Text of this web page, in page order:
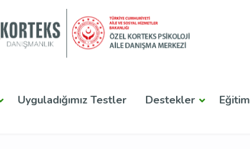
Uyguladığımız Testler Destekler Eğitim